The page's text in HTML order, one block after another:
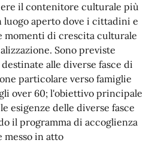
il contenitore culturale più
aperto dove i cittadini e
momenti di crescita culturale
Sono previste
alle diverse fasce di
particolare verso famiglie
over 60; l'obiettivo principale
esigenze delle diverse fasce
il programma di accoglienza
messo in atto